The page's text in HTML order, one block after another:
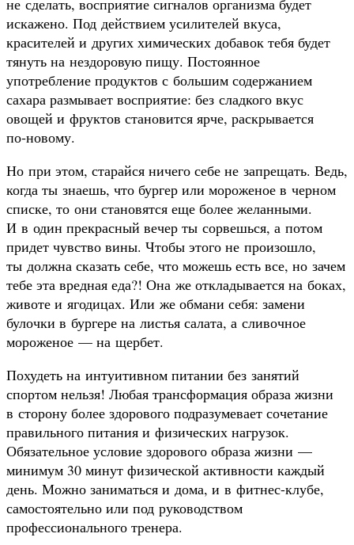
искажено. Под действием усилителей вкуса,
красителей и других химических добавок тебя будет
тянуть на нездоровую пищу. Постоянное
употребление продуктов с большим содержанием
сахара размывает восприятие: без сладкого вкус
овощей и фруктов становится ярче, раскрывается
по‑новому.
Но при этом, старайся ничего себе не запрещать. Ведь,
когда ты знаешь, что бургер или мороженое в черном
списке, то они становятся еще более желанными.
И в один прекрасный вечер ты сорвешься, а потом
придет чувство вины. Чтобы этого не произошло,
ты должна сказать себе, что можешь есть все, но зачем
тебе эта вредная еда?! Она же откладывается на боках,
животе и ягодицах. Или же обмани себя: замени
булочки в бургере на листья салата, а сливочное
мороженое — на щербет.
Похудеть на интуитивном питании без занятий
спортом нельзя! Любая трансформация образа жизни
в сторону более здорового подразумевает сочетание
правильного питания и физических нагрузок.
Обязательное условие здорового образа жизни —
минимум 30 минут физической активности каждый
день. Можно заниматься и дома, и в фитнес-клубе,
самостоятельно или под руководством
профессионального тренера.